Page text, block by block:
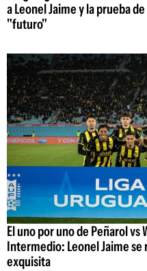
a Leonel Jaime y la prueba
"futuro"
El uno por uno de Peñarol
Intermedio: Leonel Jaime se
exquisita